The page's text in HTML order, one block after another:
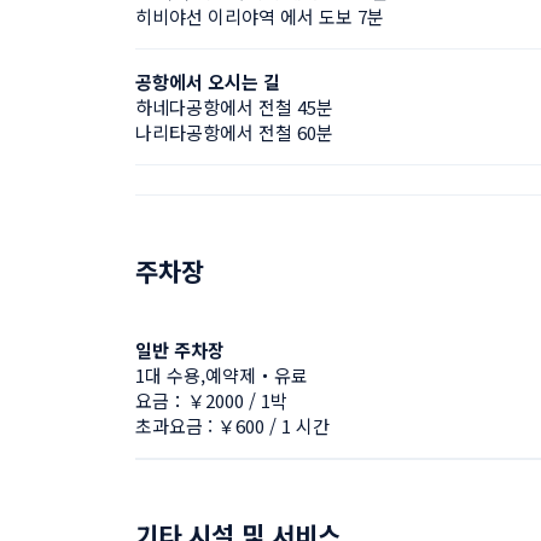
히비야선 이리야역 에서 도보 7분
공항에서 오시는 길
하네다공항에서 전철 45분
나리타공항에서 전철 60분
주차장
일반 주차장
1대 수용,예약제・유료
요금：￥2000 / 1박
초과요금 : ￥600 / 1 시간